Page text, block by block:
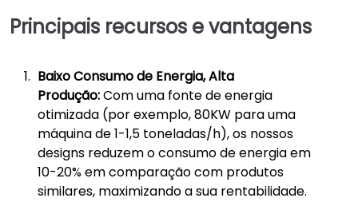
Principais recursos e vantagens
Baixo Consumo de Energia, Alta
Produção:Com uma fonte de energia
otimizada (por exemplo, 80KW para uma
máquina de 1-1,5 toneladas/h), os nossos
designs reduzem o consumo de energia em
10-20% em comparação com produtos
similares, maximizando a sua rentabilidade.